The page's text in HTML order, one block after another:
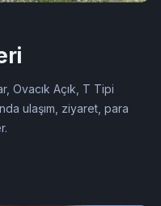
Ovacık Açık, T Tipi
ulaşım, ziyaret, para